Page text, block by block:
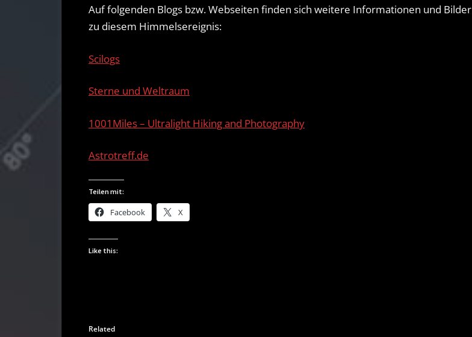
Auf folgenden Blogs bzw. Webseiten finden sich weitere Informationen und Bilder
zu diesem Himmelsereignis:
Scilogs
Sterne und Weltraum
1001Miles – Ultralight Hiking and Photography
Astrotreff.de
Teilen mit:
Facebook X
Like this:
Related